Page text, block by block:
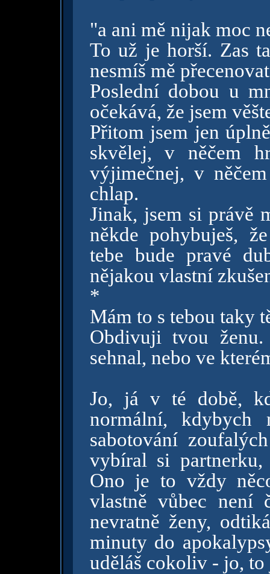
"a ani mě nijak moc
To už je horší. Zas
nesmíš mě
Poslední dobou u
očekává, že jsem
Přitom jsem jen
skvělej, v něčem
výjimečnej, v
chlap.
Jinak, jsem si právě
někde pohybuješ,
tebe bude pravé
nějakou vlastní
*
Mám to s tebou taky
Obdivuji tvou
sehnal, nebo ve
Jo, já v té době,
normální,
sabotování
vybíral si
Ono je to vždy
vlastně vůbec není
nevratně ženy,
minuty do
uděláš cokoliv - jo,